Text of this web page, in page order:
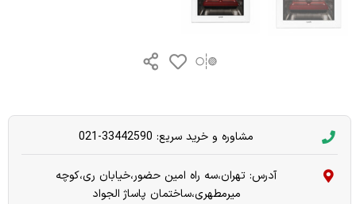
مشاوره و خرید سریع: 33442590-021
آدرس: تهران،سه راه امین حضور،خیابان ری،کوچه
میرمطهری،ساختمان پاساژ الجواد